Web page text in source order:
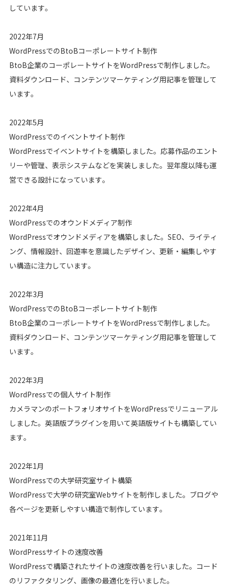
しています。
2022年7月
WordPressでのBtoBコーポレートサイト制作
BtoB企業のコーポレートサイトをWordPressで制作しました。
資料ダウンロード、コンテンツマーケティング用記事を管理して
います。
2022年5月
WordPressでのイベントサイト制作
WordPressでイベントサイトを構築しました。応募作品のエント
リーや管理、表示システムなどを実装しました。翌年度以降も運
営できる設計になっています。
2022年4月
WordPressでのオウンドメディア制作
WordPressでオウンドメディアを構築しました。SEO、ライティ
ング、情報設計、回遊率を意識したデザイン、更新・編集しやす
い構造に注力しています。
2022年3月
WordPressでのBtoBコーポレートサイト制作
BtoB企業のコーポレートサイトをWordPressで制作しました。
資料ダウンロード、コンテンツマーケティング用記事を管理して
います。
2022年3月
WordPressでの個人サイト制作
カメラマンのポートフォリオサイトをWordPressでリニューアル
しました。英語版プラグインを用いて英語版サイトも構築してい
ます。
2022年1月
WordPressでの大学研究室サイト構築
WordPressで大学の研究室Webサイトを制作しました。ブログや
各ページを更新しやすい構造で制作しています。
2021年11月
WordPressサイトの速度改善
WordPressで構築されたサイトの速度改善を行いました。コード
のリファクタリング、画像の最適化を行いました。